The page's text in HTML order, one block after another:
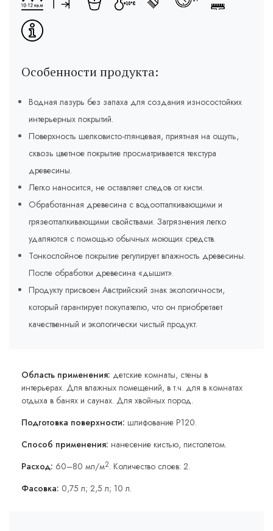
Особенности продукта:
Водная лазурь без запаха для создания износостойких
интерьерных покрытий.
Поверхность шелковисто-глянцевая, приятная на ощупь,
сквозь цветное покрытие просматривается текстура
древесины.
Легко наносится, не оставляет следов от кисти.
Обработанная древесина с водоотталкивающими и
грязеотталкивающими свойствами. Загрязнения легко
удаляются с помощью обычных моющих средств.
Тонкослойное покрытие регулирует влажность древесины.
После обработки древесина «дышит».
Продукту присвоен Австрийский знак экологичности,
который гарантирует покупателю, что он приобретает
качественный и экологически чистый продукт.
Область применения: детские комнаты, стены в
интерьерах. Для влажных помещений, в т.ч. для в комнатах
отдыха в банях и саунах. Для хвойных пород.
Подготовка поверхности: шлифование P120.
Способ применения: нанесение кистью, пистолетом.
Расход: 60–80 мл/м2. Количество слоев: 2.
Фасовка: 0,75 л; 2,5 л; 10 л.